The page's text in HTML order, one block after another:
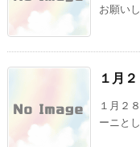
お願いし
１月
１月２
ーニと